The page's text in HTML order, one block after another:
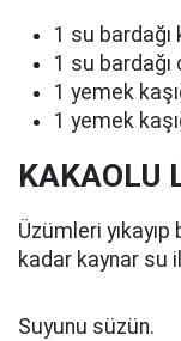
1 su bardağı
1 su bardağı
1 yemek
1 yemek
KAKAOLU
Üzümleri
kadar kaynar su
Suyunu süzün.